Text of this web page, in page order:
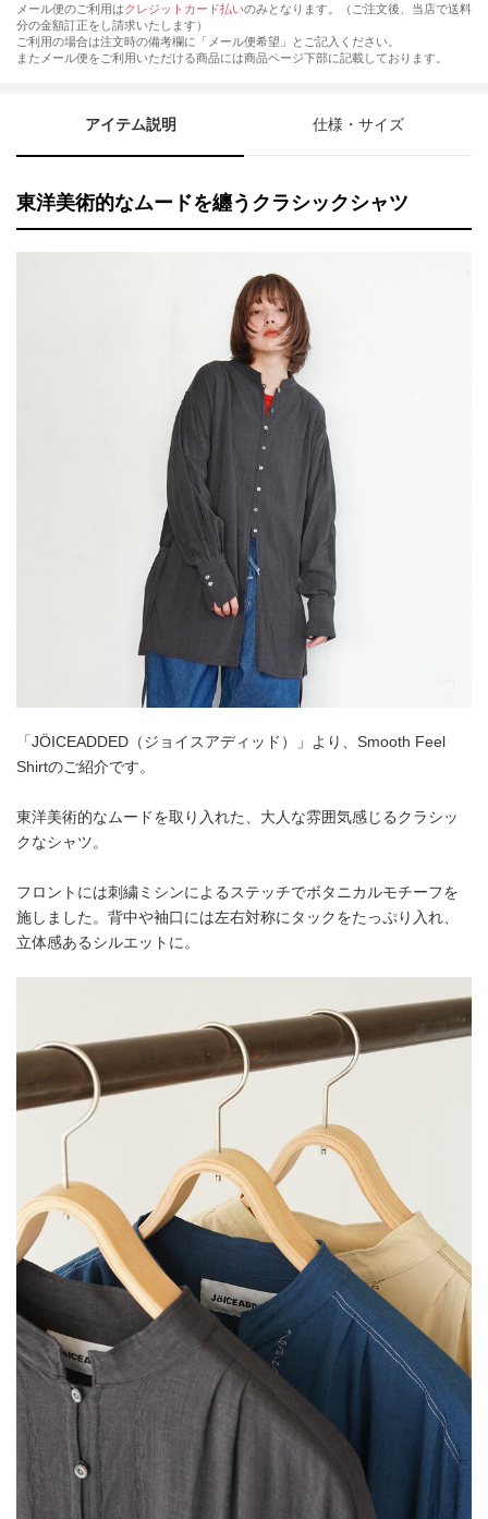
メール便のご利用はクレジットカード払いのみとなります。（ご注文後、当店で送料
分の金額訂正をし請求いたします）
ご利用の場合は注文時の備考欄に「メール便希望」とご記入ください。
またメール便をご利用いただける商品には商品ページ下部に記載しております。
アイテム説明 仕様・サイズ
東洋美術的なムードを纏うクラシックシャツ
「JÖICEADDED（ジョイスアディッド）」より、Smooth Feel
Shirtのご紹介です。
東洋美術的なムードを取り入れた、大人な雰囲気感じるクラシッ
クなシャツ。
フロントには刺繍ミシンによるステッチでボタニカルモチーフを
施しました。背中や袖口には左右対称にタックをたっぷり入れ、
立体感あるシルエットに。